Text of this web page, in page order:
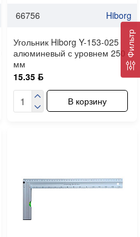
66756 Hiborg
Угольник Hiborg Y-153-025
алюминевый с уровнем 250
мм
15.35 ƃ
В корзину
Фильтр